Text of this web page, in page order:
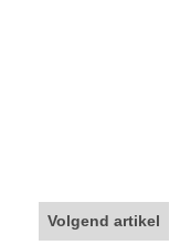
Volgend artikel